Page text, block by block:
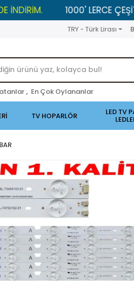
1000' LERCE ÇEŞİT
TRY - Türk Lirası
, En Çok Oylananlar
TV HOPARLÖR LED TV